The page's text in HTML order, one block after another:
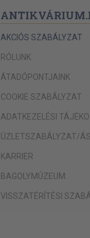
AKCIÓS SZABÁLYZAT
RÓLUNK
ÁTADÓPONTJAINK
COOKIE SZABÁLYZAT
ADATKEZELÉSI
ÜZLETSZABÁLYZAT/
KARRIER
BAGOLYMÚZEUM
VISSZATÉRÍTÉSI